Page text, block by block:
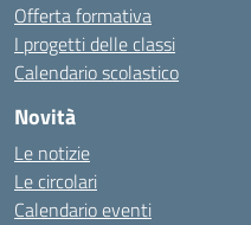
Offerta formativa
I progetti delle classi
Calendario scolastico
Novità
Le notizie
Le circolari
Calendario eventi